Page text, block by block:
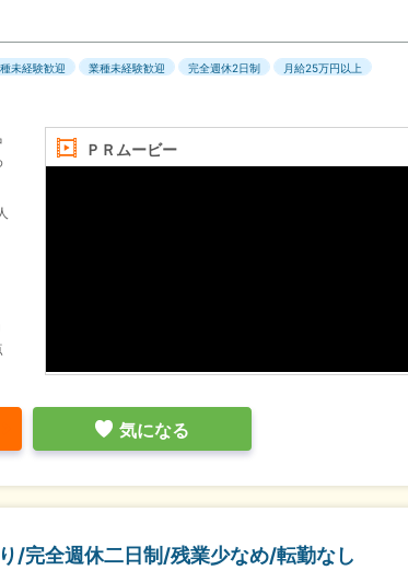
未経験歓迎 業種未経験歓迎 完全週休2日制
月給25万円以上
ＰＲムービー
気になる
/完全週休二日制/残業少なめ/転勤なし